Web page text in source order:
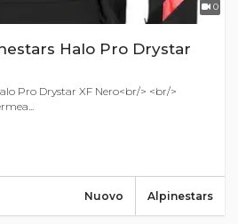
0
Halo Pro Drystar
Pro Drystar XF Nero<br/> <br/>
Alpinestars
Nuovo